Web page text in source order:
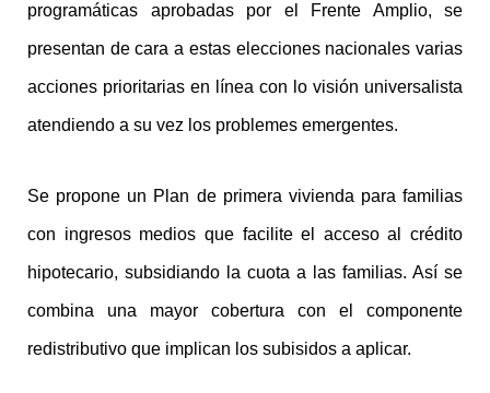
programáticas aprobadas por el Frente Amplio, se
presentan de cara a estas elecciones nacionales varias
acciones prioritarias en línea con lo visión universalista
atendiendo a su vez los problemes emergentes.
Se propone un Plan de primera vivienda para familias
con ingresos medios que facilite el acceso al crédito
hipotecario, subsidiando la cuota a las familias. Así se
combina una mayor cobertura con el componente
redistributivo que implican los subisidos a aplicar.